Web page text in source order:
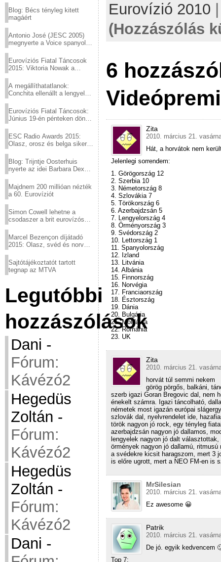
Blog: Bécs tényleg kitett
magáért
Antonio José (JESC 2005)
megnyerte a Voice spanyol
Eurovíziós Fiatal Táncosok
2015: Viktoria Nowak a
A megállíthatatlanok:
Conchita ellenállt a lengyel
Eurovíziós Fiatal Táncosok:
Június 19-én pénteken döntő
ESC Radio Awards 2015:
Olasz, orosz és belga siker,
Blog: Trijntje Oosterhuis
nyerte az idei Barbara Dex
Majdnem 200 millióan nézték
a 60. Eurovíziót
Simon Cowell lehetne a
csodaszer a brit eurovízós
Marcel Bezençon díjátadó
2015: Olasz, svéd és norvég
Sajtótájékoztatót tartott
tegnap az MTVA
Legutóbbi
hozzászólások
Dani -
Fórum:
Kávézó2
Hegedüs
Zoltán -
Fórum:
Kávézó2
Hegedüs
Zoltán -
Fórum:
Kávézó2
Dani -
Eurovízió 2010
(Hozzászólás
6
Zita
2010. március 21.
Hát, a horvátok nem
Jelenlegi sorrendem:
1. Görögország 12
2. Szerbia 10
3. Németország 8
4. Szlovákia 7
5. Törökország 6
6. Azerbajdzsán 5
7. Lengyelország 4
8. Örményország 3
9. Svédország 2
10. Lettország 1
11. Spanyolország
12. Izland
13. Litvánia
14. Albánia
15. Finnország
16. Norvégia
17. Franciaország
18. Észtország
19. Dánia
20. Bulgária
21. Moldávia
22. Románia
23. UK
Zita
2010. március 21.
horvát túl semmi nekem
görög pörgős, balkáni,
szerb igazi Goran Bregovic dal, nem
énekelt számra. Igazi táncolható,
németek most igazán európai
szlovák dal, nyelvrendelet ide,
török nagyon jó rock, egy tényleg
azerbajdzsán nagyon jó dallamos,
lengyelek nagyon jó dalt
örmények nagyon jó dallamú,
a svédekre kicsit haragszom, mert 3
is előre ugrott, mert a NEO FM-en is
MrSilesian
2010. március 21.
Ez awesome 😀
Patrik
2010. március 21.
De jó. egyik kedvencem
Top 7: